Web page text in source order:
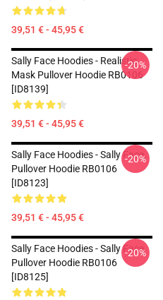
39,51 € - 45,95 €
Sally Face Hoodies - Realistic
Mask Pullover Hoodie RB0106
[ID8139]
39,51 € - 45,95 €
-20%
Sally Face Hoodies - Sally Face.
Pullover Hoodie RB0106
[ID8123]
39,51 € - 45,95 €
-20%
Sally Face Hoodies - Sally Face
Pullover Hoodie RB0106
[ID8125]
-20%